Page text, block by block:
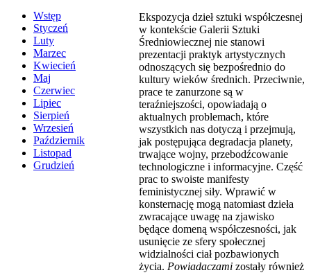
Wstęp
Styczeń
Luty
Marzec
Kwiecień
Maj
Czerwiec
Lipiec
Sierpień
Wrzesień
Październik
Listopad
Grudzień
Ekspozycja dzieł sztuki współczesnej
w kontekście Galerii Sztuki
Średniowiecznej nie stanowi
prezentacji praktyk artystycznych
odnoszących się bezpośrednio do
kultury wieków średnich. Przeciwnie,
prace te zanurzone są w
teraźniejszości, opowiadają o
aktualnych problemach, które
wszystkich nas dotyczą i przejmują,
jak postępująca degradacja planety,
trwające wojny, przebodźcowanie
technologiczne i informacyjne. Część
prac to swoiste manifesty
feministycznej siły. Wprawić w
konsternację mogą natomiast dzieła
zwracające uwagę na zjawisko
będące domeną współczesności, jak
usunięcie ze sfery społecznej
widzialności ciał pozbawionych
życia. Powiadaczami zostały również